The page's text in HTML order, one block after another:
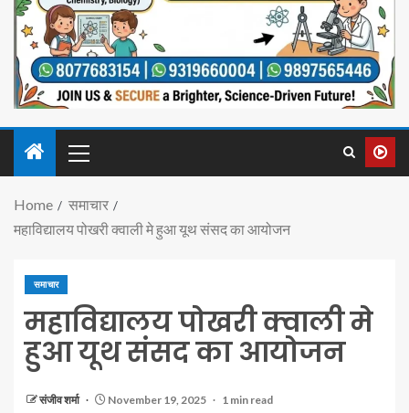
Home
समाचार
महाविद्यालय पोखरी क्वाली मे हुआ यूथ संसद का आयोजन
समाचार
महाविद्यालय पोखरी क्वाली मे
हुआ यूथ संसद का आयोजन
संजीव शर्मा November 19, 2025 1 min read